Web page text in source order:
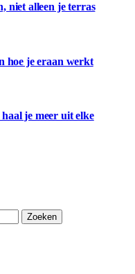
niet alleen je terras
hoe je eraan werkt
je meer uit elke